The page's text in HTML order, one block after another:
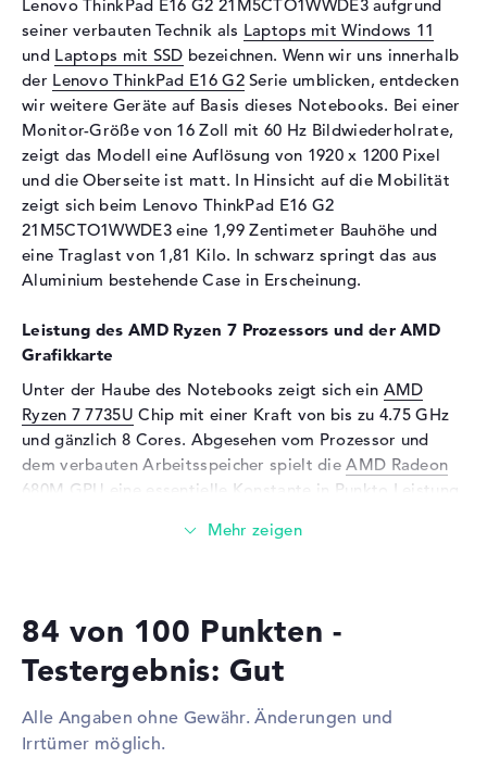
Auflösungstyp
WUXGA
Bildwiederholrate
60 Hz
Besonderheiten
Display, matt, LED-
Hintergrundbeleuchtung, IPS
Panel, sRGB
Audio
Soundkarte
Senary SN6141
Webcam
Sensorauflösung
2 MP
Eingabegeräte
Tastatur
Flüssigkeitsabweisend
Netzwerk
Netzwerkkarte
Gigabit Ethernet
802.11a, 802.11ac, 802.11ax,
Erweiterung / Konnektivität
Schnittstellen
2 x USB 3.2 - Typ A, 2 x USB
3.2 - Typ C
Video
2 x DisplayPort über USB-C, 1
Lenovo ThinkPad E16 G2 21M5CTO1WWDE3 aufgrund
seiner verbauten Technik als Laptops mit Windows 11
und Laptops mit SSD bezeichnen. Wenn wir uns innerhalb
der Lenovo ThinkPad E16 G2Serie umblicken, entdecken
wir weitere Geräte auf Basis dieses Notebooks. Bei einer
Monitor-Größe von 16 Zoll mit 60 Hz Bildwiederholrate,
zeigt das Modell eine Auflösung von 1920 x 1200 Pixel
und die Oberseite ist matt. In Hinsicht auf die Mobilität
zeigt sich beim Lenovo ThinkPad E16 G2
21M5CTO1WWDE3 eine 1,99 Zentimeter Bauhöhe und
eine Traglast von 1,81 Kilo. In schwarz springt das aus
Aluminium bestehende Case in Erscheinung.
Leistung des AMD Ryzen 7 Prozessors und der AMD
Grafikkarte
Unter der Haube des Notebooks zeigt sich ein AMD
Ryzen 7 7735U Chip mit einer Kraft von bis zu 4.75 GHz
und gänzlich 8 Cores. Abgesehen vom Prozessor und
dem verbauten Arbeitsspeicher spielt dieAMD Radeon
680M GPU eine essentielle Konstante in Punkto Leistung.
Das Lenovo ThinkPad E16 G2 21M5CTO1WWDE3 setzt
Aufrüsten des RAMs ist auf maximal 64 GB aufrüstbar.
auf einer Festplatte mit 1 TB SSD Kapazität.
84 von 100 Punkten -
Testergebnis: Gut
Alle Angaben ohne Gewähr. Änderungen und
Irrtümer möglich.